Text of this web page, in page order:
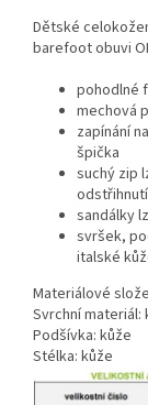
Dětské
barefoot obuvi
pohodlné
mechová
zapínání
špička
suchý zip
sandálky
svršek,
italské
Materiálové
Svrchní materiál:
Podšívka: kůže
Stélka: kůže